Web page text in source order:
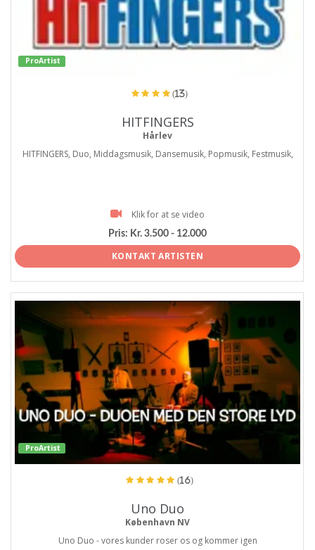
ProArtist
(13)
HITFINGERS
Hårlev
HITFINGERS, Duo, Middagsmusik, Dansemusik, Popmusik, Festmusik,
Klik for at se video
Pris: Kr. 3.500 - 12.000
KONTAKT ARTISTEN
ProArtist
(16)
Uno Duo
København NV
Uno Duo - vores kunder roser os og kommer igen